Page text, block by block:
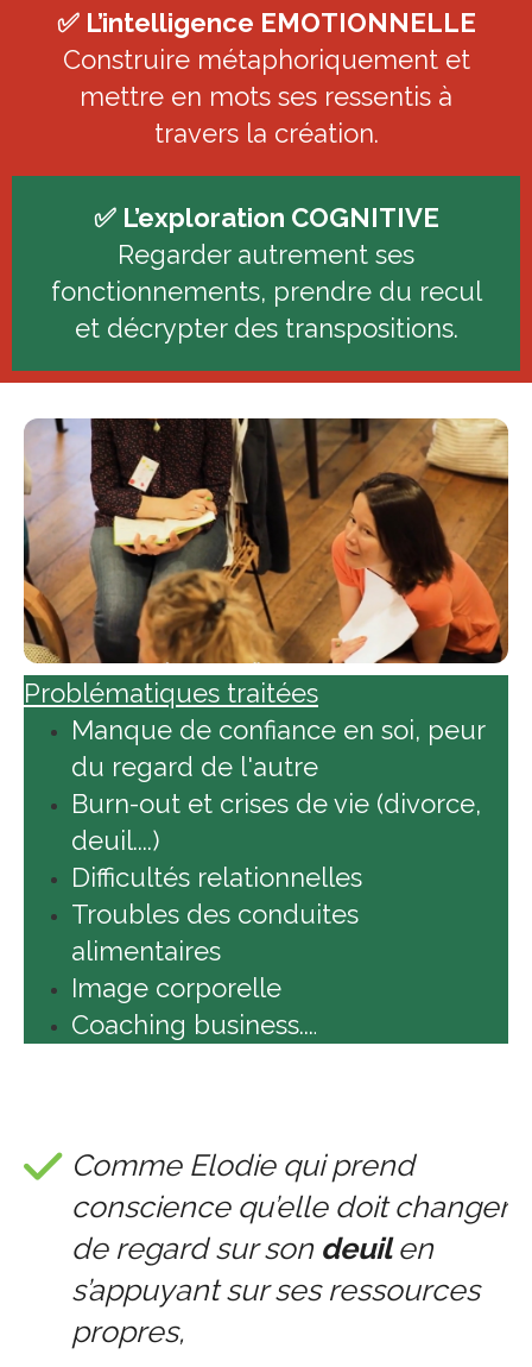
✅ L’intelligence EMOTIONNELLE
Construire métaphoriquement et
mettre en mots ses ressentis à
travers la création.
✅ L’exploration COGNITIVE
Regarder autrement ses
fonctionnements, prendre du recul
et décrypter des transpositions.
Problématiques traitées
Manque de confiance en soi, peur
du regard de l'autre
Burn-out et crises de vie (divorce,
deuil....)
Difficultés relationnelles
Troubles des conduites
alimentaires
Image corporelle
Coaching business....
Comme Elodie qui prend
conscience qu’elle doit changer
de regard sur son deuilen
s’appuyant sur ses ressources
propres,